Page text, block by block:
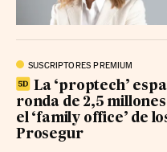
SUSCRIPTORES PREMIUM
La ‘proptech’
ronda de 2,5
el ‘family office’ de
Prosegur